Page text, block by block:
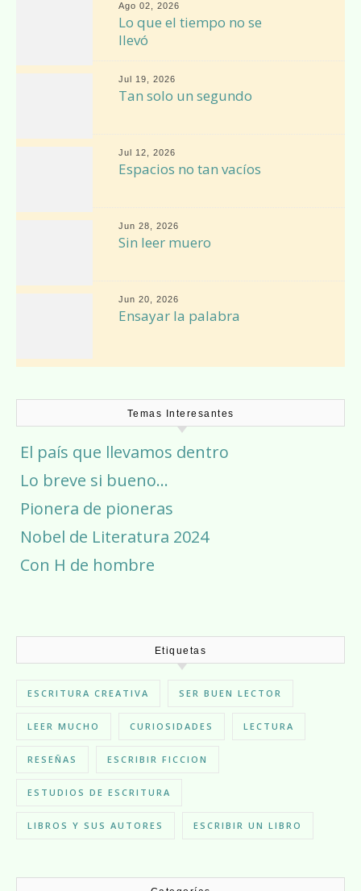
Ago 02, 2026
Lo que el tiempo no se
llevó
Jul 19, 2026
Tan solo un segundo
Jul 12, 2026
Espacios no tan vacíos
Jun 28, 2026
Sin leer muero
Jun 20, 2026
Ensayar la palabra
Temas Interesantes
El país que llevamos dentro
Lo breve si bueno…
Pionera de pioneras
Nobel de Literatura 2024
Con H de hombre
Etiquetas
ESCRITURA CREATIVA SER BUEN LECTOR
LEER MUCHO CURIOSIDADES LECTURA
RESEÑAS ESCRIBIR FICCION
ESTUDIOS DE ESCRITURA
LIBROS Y SUS AUTORES ESCRIBIR UN LIBRO